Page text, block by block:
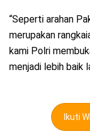
“Seperti arahan
merupakan
kami Polri
menjadi lebih baik
Ikuti